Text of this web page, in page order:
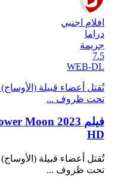
افلام اجنبي
دراما
جريمة
7.5
WEB-DL
تُقتل أعضاء قبيلة
تحت ظروف ...
HD
تُقتل أعضاء قبيلة
تحت ظروف ...